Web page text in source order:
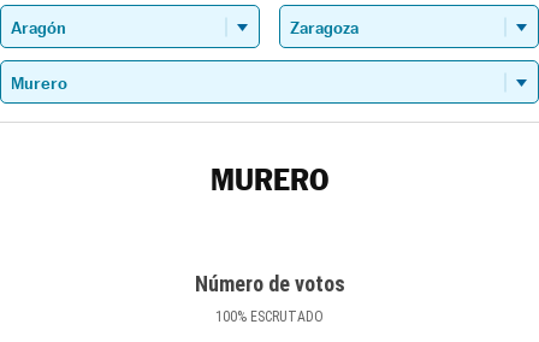
MURERO
Número de votos
100% ESCRUTADO